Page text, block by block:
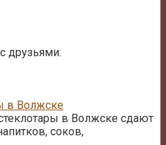
друзьями:
в Волжске
в Волжске сдают
соков,